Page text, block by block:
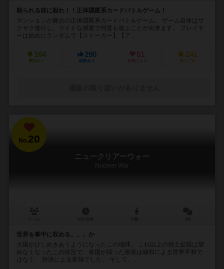
殺られる前に殺れ！！正体隠匿系カードバトルゲーム！
マンションが舞台の正体隠匿系カードバトルゲーム。 ゲーム自体はサ
クサク進行し、ライトな感覚で何度も遊ぶことが出来ます。 プレイヤ
ーは始めにランダムで【ストーカー】【ア...
164
興味あり
290
経験あり
51
お気に入り
241
持ってる
No.20
ニュークリアーウォー
Nuclear War
世界を掌中に収める。。。か
大国がひしめきあうようになったこの地球。 これ以上の領土拡張は望
めなくなったこの状況で、各国が採った政策は融和による世界平和で
はなく、 対決による富強でした。 そして、...